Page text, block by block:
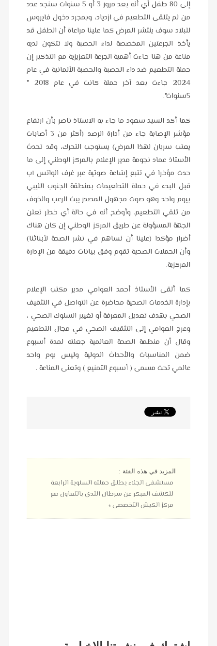
إلى 80 طفل أي أنه بعد مرور 3 أو 5 سنوات سنجد عدد
من لم يتلقى التطعيم في ازدياد، وبمجرد دخول فايروس
للبلاد سوف ينتشر المرض كما علينا مراعاة أن الطفل قد
يأخذ الجرعتين المخصصة لداء الحصبة ولا تتكون لديه
مناعة من هنا جاءت أهمية الجرعة التعزيزية مع التذكير إن
حملة التطعيم ضد داء الحصبة والحصبة الألمانية في عام
2024 جاءت بعد آخر حملة كانت في عام 2018 "
5سنوات".
كما أكد السيد سعود ما جاء به الاستاذ ناصر بأن ارتفاع
مؤشر الإصابة جاء من أدارة الرصد (أكثر من 3 أصابات
يعتب سريان لهذا المرض) يستوجب التحرك، وقد تحدث
الأستاذ عماد نجومة مدير الإعلام بالمركز الوطني إلى ما
حدث مؤخرا في تتبع إشاعة صوتية عبر غرف الواتس آب
قبل البدء في حملة التطعيمات بمنطقة الجنوب الليبي
بيوم واحد وهو صوت مجهول المصدر يبث الرعب والخوف
من تلقي التطعيم. وأوضح أنه في حالة أي خطر تعلن
الجهة المسؤولة عن طريق المركز الوطني إن كان هناك
أضرار مؤكدا (علينا أن نساهم في نشر الصحة لأبنائنا)
وأن الحملات الصحية تقوم وفق بيانات دقيقة من الإدارة
المركزية.
كما ألقى الأستاذ أحمد العوامي مدير مكتب الإعلام
بإدارة الخدمات الصحية محاضرة عن التواصل في التثقيف
الصحي بهدف تعديل المعرفة أو تغيير السلوك الصحي ،
وعرج العوامي إلى التثقيف الصحي في مجال التطعيم
وقال أن منظمة الصحة العالمية جعلته لمدة أسبوع
ضمن المناسبات والأحداث الدولية وليس يوم واحد
عالمي تحت مسمى ( أسبوع التمنيع ) وتعنى المناعة .
المزيد في هذه الفئة :
مستشفى الجلاء يطلق حملته السنوية الرابعة
للكشف المبكر عن سرطان الثدي بالتعاون مع
مركز الكيش التخصصي »